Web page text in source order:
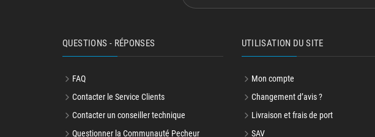
QUESTIONS - RÉPONSES
FAQ
Contacter le Service Clients
Contacter un conseiller technique
Questionner la Communauté Pecheur
UTILISATION DU SITE
Mon compte
Changement d’avis ?
Livraison et frais de port
SAV